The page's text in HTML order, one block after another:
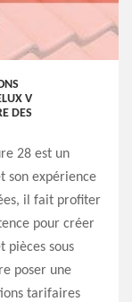
V
DES
28 est un
son expérience
il fait profiter
pour créer
pièces sous
poser une
tarifaires